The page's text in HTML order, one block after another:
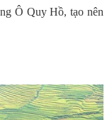
Ô Quy Hồ, tạo nên